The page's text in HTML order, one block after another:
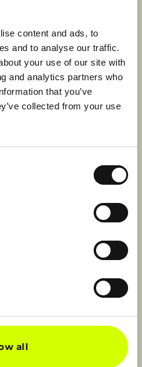
content and ads, to
and to analyse our traffic.
your use of our site with
and analytics partners who
that you’ve
collected from your use
all
ipsum tellus, eu
leo efficitur
quis auctor mi.
amet, consectetur
Quisque sed
mattis suscipit.
suscipit libero. In
tempor
arcu vel leo
ipsum tellus, eu
vel. Ut
leo efficitur